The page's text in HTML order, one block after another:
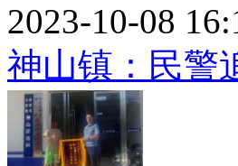
2023-10-08
神山镇：民警